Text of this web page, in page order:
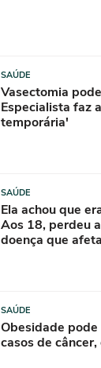
SAÚDE
Vasectomia
Especialista faz
temporária'
SAÚDE
Ela achou que
Aos 18, perdeu
doença que
SAÚDE
Obesidade
casos de